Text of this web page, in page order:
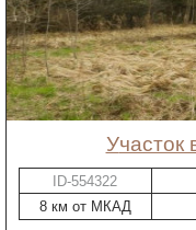
ID-554322
8 км от МКАД